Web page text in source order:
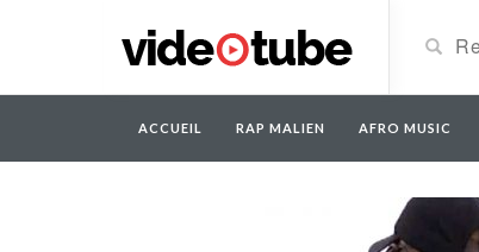
ACCUEIL RAP MALIEN AFRO MUSIC